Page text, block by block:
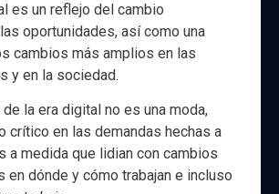
es un reflejo del cambio
oportunidades, así como una
cambios más amplios en las
y en la sociedad.
de la era digital no es una moda,
crítico en las demandas hechas a
a medida que lidian con cambios
en dónde y cómo trabajan e incluso